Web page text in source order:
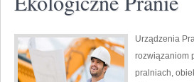
Urządzenia
rozwiązaniom
pralniach,